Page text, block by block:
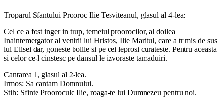
Troparul Sfantului Prooroc Ilie Tesviteanul, glasul al 4-lea:
Cel ce a fost inger in trup, temeiul proorocilor, al doilea
Inaintemergator al venirii lui Hristos, Ilie Maritul, care a trimis de sus
lui Elisei dar, goneste bolile si pe cei leprosi curateste. Pentru aceasta
si celor ce-l cinstesc pe dansul le izvoraste tamaduiri.
Cantarea 1, glasul al 2-lea.
Irmos: Sa cantam Domnului.
Stih: Sfinte Proorocule Ilie, roaga-te lui Dumnezeu pentru noi.